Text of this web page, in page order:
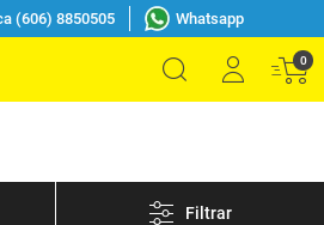
(606) 8850505 Whatsapp
0
Filtrar